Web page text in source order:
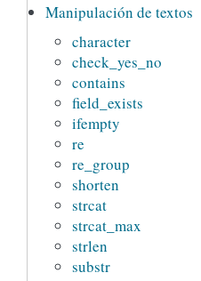
Manipulación de textos
character
check_yes_no
contains
field_exists
ifempty
re
re_group
shorten
strcat
strcat_max
strlen
substr